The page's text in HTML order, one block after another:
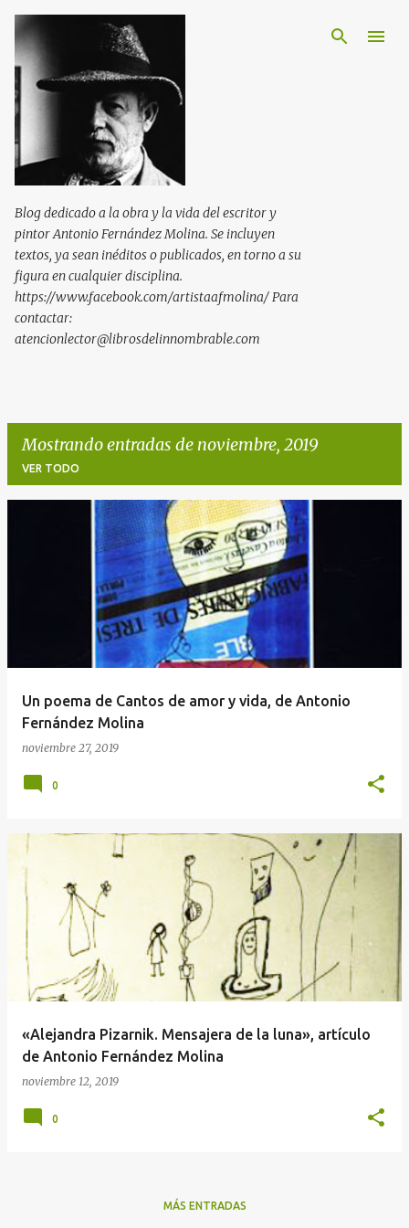
Ir al contenido principal
Blog dedicado a la obra y la vida del escritor y
pintor Antonio Fernández Molina. Se incluyen
textos, ya sean inéditos o publicados, en torno a su
figura en cualquier disciplina.
https://www.facebook.com/artistaafmolina/ Para
contactar:
atencionlector@librosdelinnombrable.com
Mostrando entradas de noviembre, 2019
VER TODO
Un poema de Cantos de amor y vida, de Antonio
Fernández Molina
noviembre 27, 2019
0
«Alejandra Pizarnik. Mensajera de la luna», artículo
de Antonio Fernández Molina
noviembre 12, 2019
0
MÁS ENTRADAS